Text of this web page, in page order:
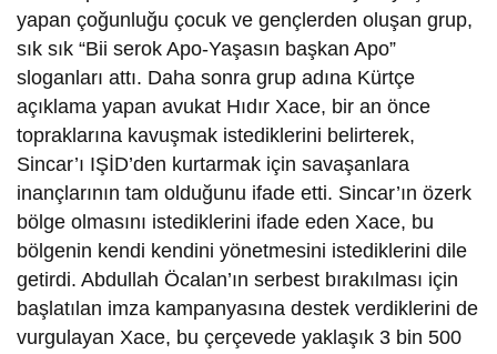
yapan çoğunluğu çocuk ve gençlerden oluşan grup,
sık sık “Bii serok Apo-Yaşasın başkan Apo”
sloganları attı. Daha sonra grup adına Kürtçe
açıklama yapan avukat Hıdır Xace, bir an önce
topraklarına kavuşmak istediklerini belirterek,
Sincar’ı IŞİD’den kurtarmak için savaşanlara
inançlarının tam olduğunu ifade etti. Sincar’ın özerk
bölge olmasını istediklerini ifade eden Xace, bu
bölgenin kendi kendini yönetmesini istediklerini dile
getirdi. Abdullah Öcalan’ın serbest bırakılması için
başlatılan imza kampanyasına destek verdiklerini de
vurgulayan Xace, bu çerçevede yaklaşık 3 bin 500